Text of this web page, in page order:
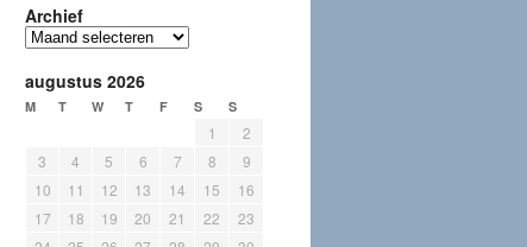
Archief
Archief
augustus 2026
M T W T F S S
1
2
3
4 5 6 7 8
9
10
11 12 13 14 15
16
17
18 19 20 21 22
23